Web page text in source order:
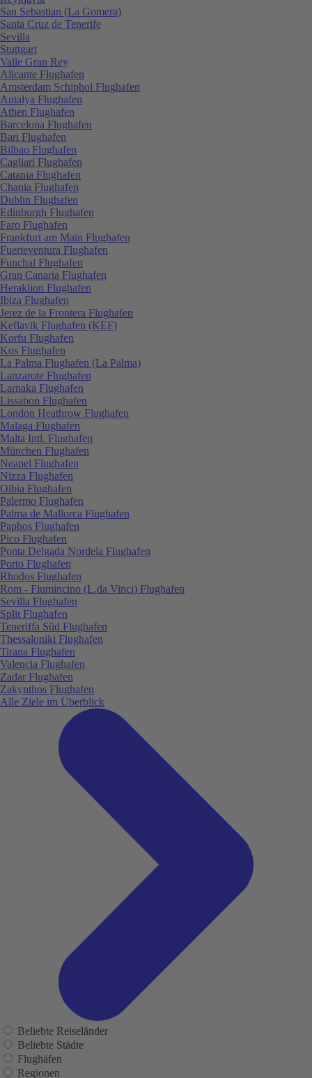
San Sebastian (La Gomera)
Santa Cruz de Tenerife
Sevilla
Stuttgart
Valle Gran Rey
Alicante Flughafen
Amsterdam Schiphol Flughafen
Antalya Flughafen
Athen Flughafen
Barcelona Flughafen
Bari Flughafen
Bilbao Flughafen
Cagliari Flughafen
Catania Flughafen
Chania Flughafen
Dublin Flughafen
Edinburgh Flughafen
Faro Flughafen
Frankfurt am Main Flughafen
Fuerteventura Flughafen
Funchal Flughafen
Gran Canaria Flughafen
Heraklion Flughafen
Ibiza Flughafen
Jerez de la Frontera Flughafen
Keflavik Flughafen (KEF)
Korfu Flughafen
Kos Flughafen
La Palma Flughafen (La Palma)
Lanzarote Flughafen
Larnaka Flughafen
Lissabon Flughafen
London Heathrow Flughafen
Malaga Flughafen
Malta Intl. Flughafen
München Flughafen
Neapel Flughafen
Nizza Flughafen
Olbia Flughafen
Palermo Flughafen
Palma de Mallorca Flughafen
Paphos Flughafen
Pico Flughafen
Ponta Delgada Nordela Flughafen
Porto Flughafen
Rhodos Flughafen
Rom - Fiumincino (L.da Vinci) Flughafen
Sevilla Flughafen
Split Flughafen
Teneriffa Süd Flughafen
Thessaloniki Flughafen
Tirana Flughafen
Valencia Flughafen
Zadar Flughafen
Zakynthos Flughafen
Alle Ziele im Überblick
Beliebte Reiseländer
Beliebte Städte
Flughäfen
Regionen